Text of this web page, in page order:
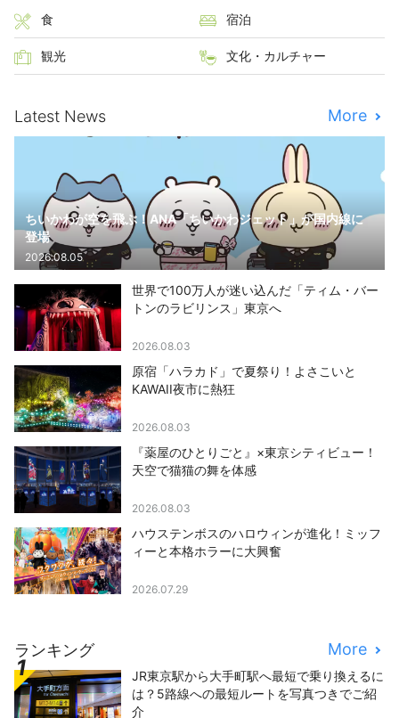
食 宿泊
観光 文化・カルチャー
Latest News More
ちいかわが空を飛ぶ！ANA「ちいかわジェット」が国内線に
登場
2026.08.05
世界で100万人が迷い込んだ「ティム・バー
トンのラビリンス」東京へ
2026.08.03
原宿「ハラカド」で夏祭り！よさこいと
KAWAII夜市に熱狂
2026.08.03
『薬屋のひとりごと』×東京シティビュー！
天空で猫猫の舞を体感
2026.08.03
ハウステンボスのハロウィンが進化！ミッフ
ィーと本格ホラーに大興奮
2026.07.29
ランキング More
JR東京駅から大手町駅へ最短で乗り換えるに
は？5路線への最短ルートを写真つきでご紹
介